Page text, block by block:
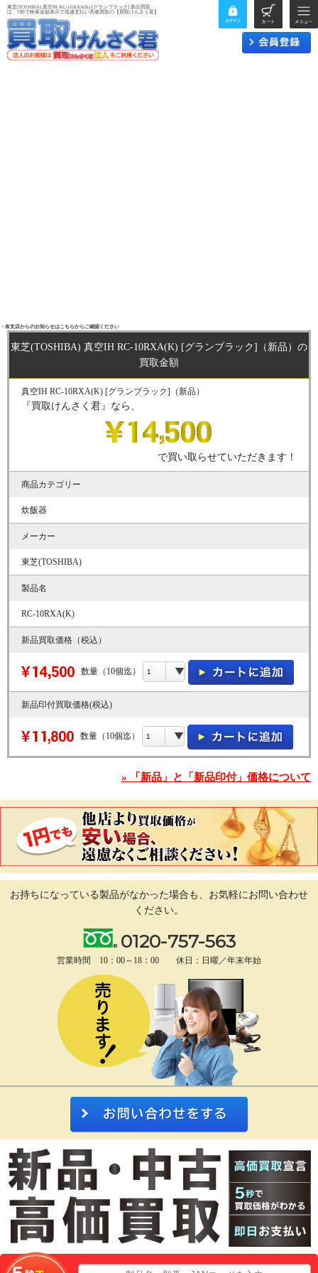
東芝(TOSHIBA) 真空IH RC-10RXA(K) [グランブラック] 新品買取
は、5秒で検索金額表示で迅速支払い高価買取の【買取けんさく君】
・各支店からのお知らせはこちらからご確認ください
東芝(TOSHIBA) 真空IH RC-10RXA(K) [グランブラック]（新品）の
買取金額
真空IH RC-10RXA(K) [グランブラック]（新品）
『買取けんさく君』なら、
で買い取らせていただきます！
商品カテゴリー
炊飯器
メーカー
東芝(TOSHIBA)
製品名
RC-10RXA(K)
新品買取価格（税込）
数量（10個迄）
新品印付買取価格(税込)
数量（10個迄）
» 「新品」と「新品印付」価格について
お持ちになっている製品がなかった場合も、 お気軽にお問い合わせ
ください。
0120-757-563
営業時間 10：00～18：00 休日：日曜／年末年始